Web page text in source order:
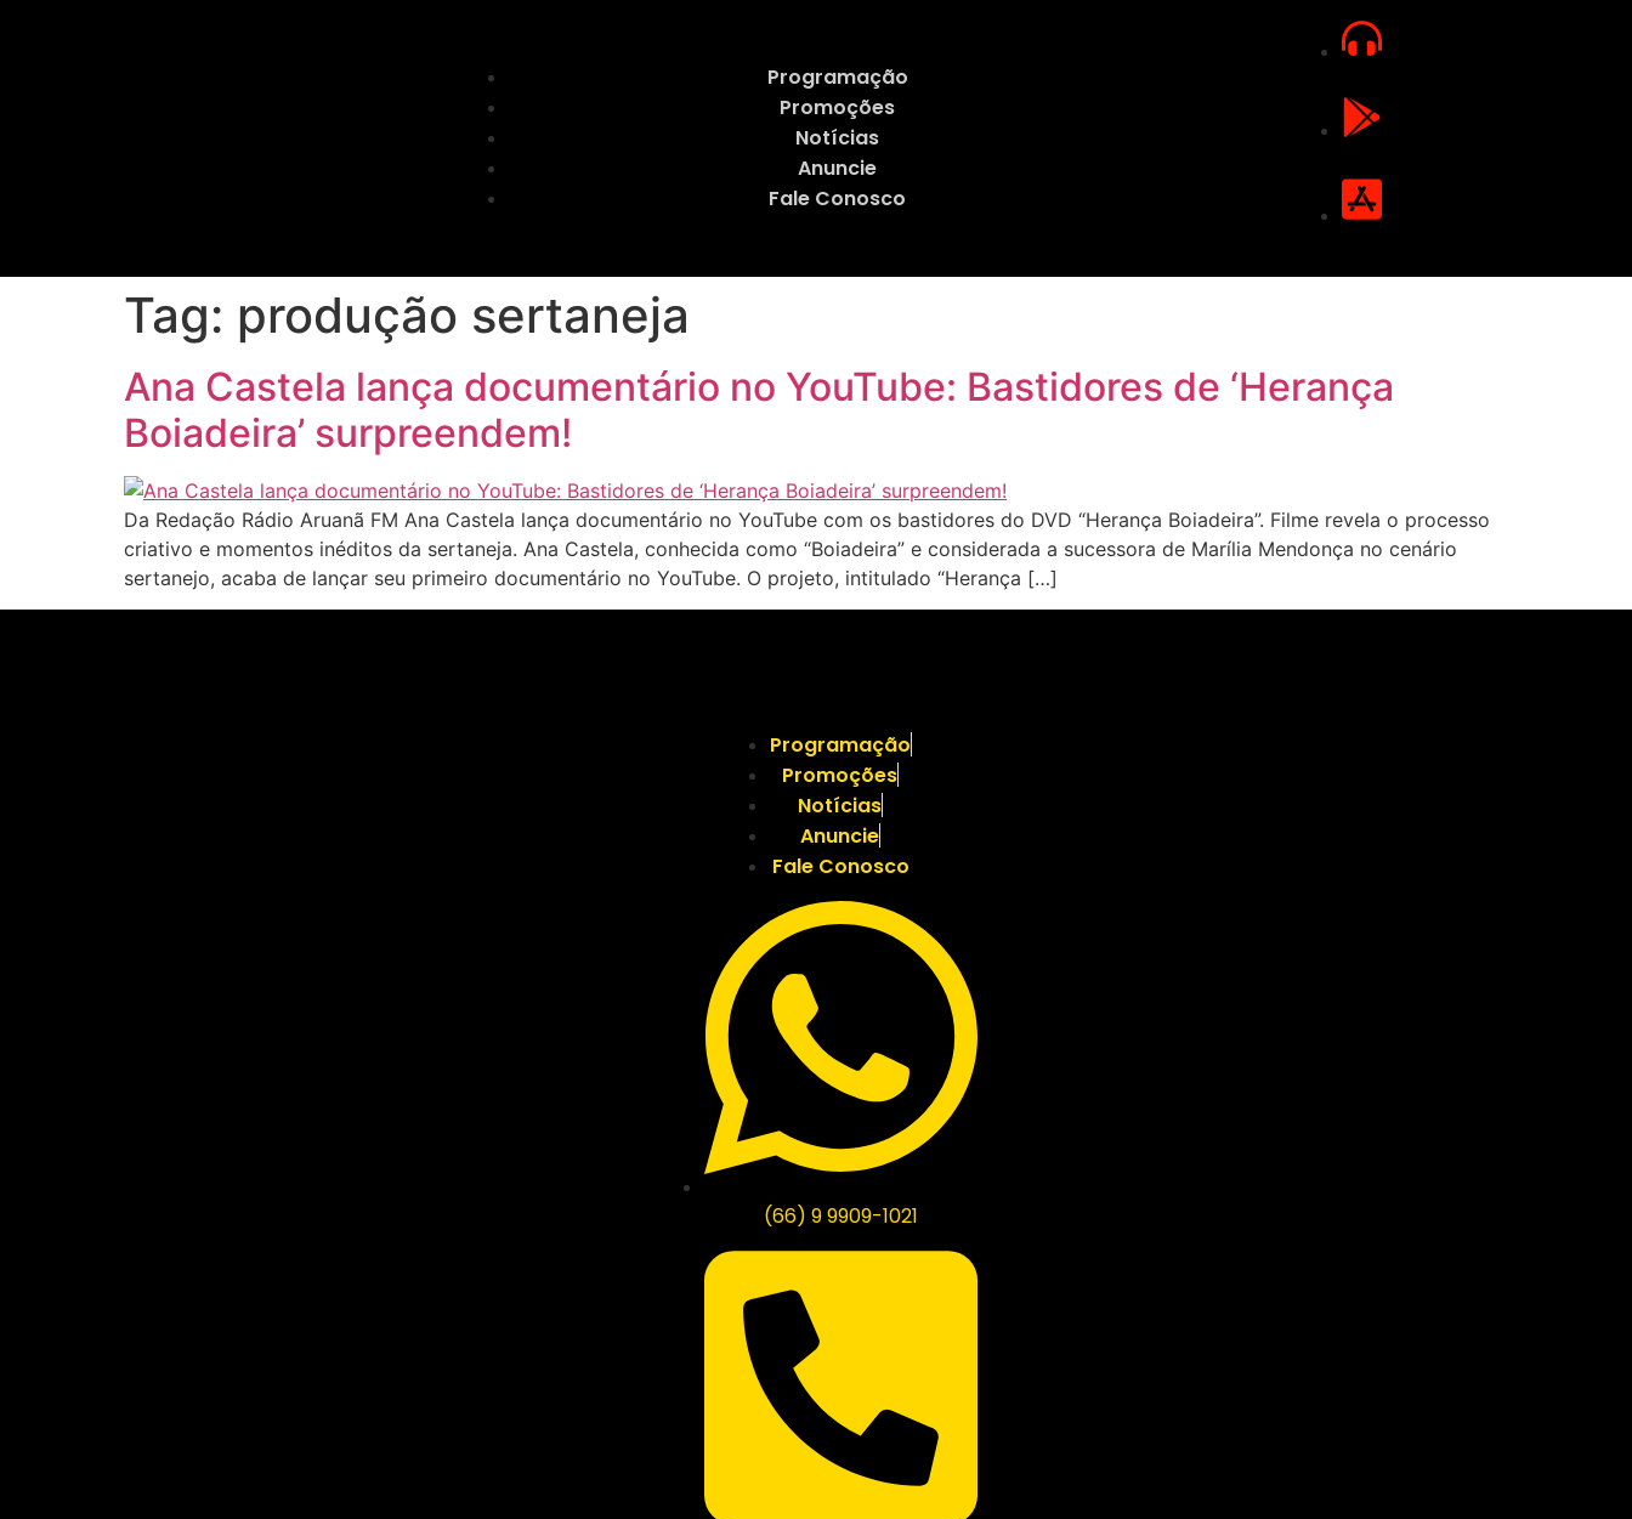
Programação
Promoções
Notícias
Anuncie
Fale Conosco
Tag: produção sertaneja
Ana Castela lança documentário no YouTube: Bastidores de ‘Herança
Boiadeira’ surpreendem!
Da Redação Rádio Aruanã FM Ana Castela lança documentário no YouTube com os bastidores do DVD “Herança Boiadeira”. Filme revela o processo
criativo e momentos inéditos da sertaneja. Ana Castela, conhecida como “Boiadeira” e considerada a sucessora de Marília Mendonça no cenário
sertanejo, acaba de lançar seu primeiro documentário no YouTube. O projeto, intitulado “Herança […]
Programação
Promoções
Notícias
Anuncie
Fale Conosco
(66) 9 9909-1021